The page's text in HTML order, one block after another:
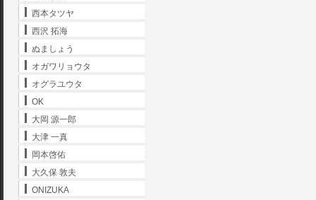
西本タツヤ
西沢 拓海
ぬましょう
オガワリョウタ
オグラユウタ
OK
大岡 源一郎
大津 一真
岡本啓佑
大久保 敦夫
ONIZUKA